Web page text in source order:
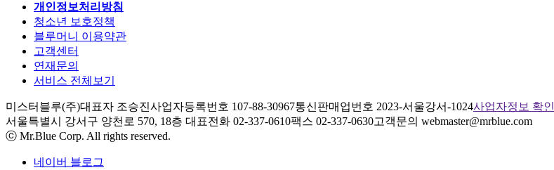
개인정보처리방침
청소년 보호정책
블루머니 이용약관
고객센터
연재문의
서비스 전체보기
미스터블루(주)대표자 조승진사업자등록번호 107-88-30967통신판매업번호 2023-서울강서-1024사업자정보 확인
서울특별시 강서구 양천로 570, 18층 대표전화 02-337-0610팩스 02-337-0630고객문의 webmaster@mrblue.com
ⓒ Mr.Blue Corp. All rights reserved.
네이버 블로그